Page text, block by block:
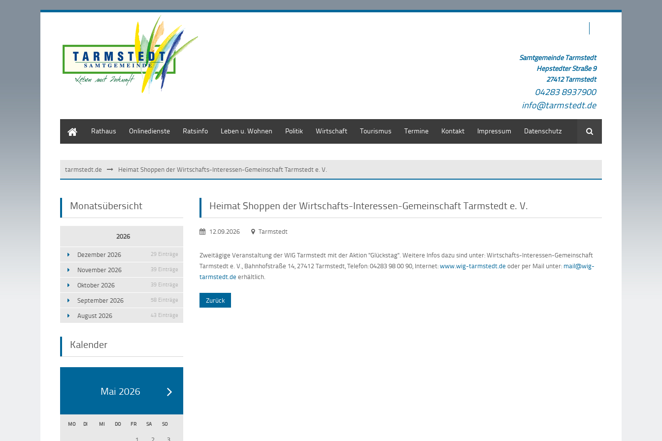
Samtgemeinde Tarmstedt
Hepstedter Straße 9
27412 Tarmstedt
04283 8937900
info@tarmstedt.de
Rathaus Onlinedienste Ratsinfo Leben u. Wohnen Politik Wirtschaft Tourismus Termine Kontakt Impressum Datenschutz Suche
tarmstedt.de Heimat Shoppen der Wirtschafts-Interessen-Gemeinschaft Tarmstedt e. V.
Monatsübersicht
2026
Dezember 2026 29 Einträge
November 2026 39 Einträge
Oktober 2026 39 Einträge
September 2026 58 Einträge
August 2026 43 Einträge
Kalender
Mai 2026
MO DI MI DO FR SA SO
Heimat Shoppen der Wirtschafts-Interessen-Gemeinschaft Tarmstedt e. V.
12.09.2026 Tarmstedt
Zweitägige Veranstaltung der WIG Tarmstedt mit der Aktion "Glückstag". Weitere Infos dazu sind unter: Wirtschafts-Interessen-Gemeinschaft
Tarmstedt e. V., Bahnhofstraße 14, 27412 Tarmstedt, Telefon: 04283 98 00 90, Internet:www.wig-tarmstedt.deoder per Mail unter: mail@wig-
tarmstedt.de erhältlich.
Zurück